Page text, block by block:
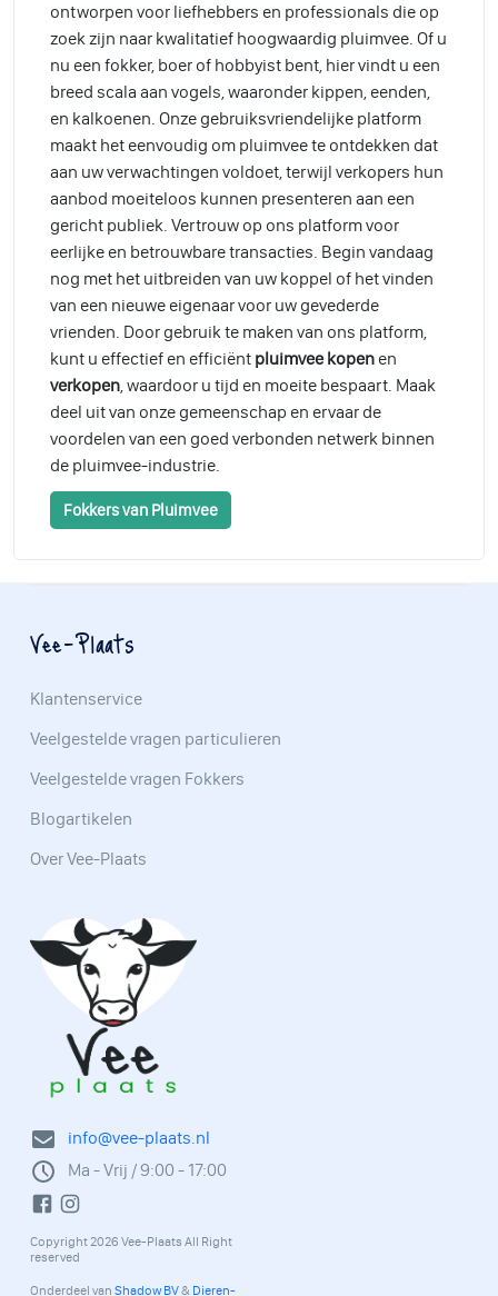
ontworpen voor liefhebbers en professionals die op
zoek zijn naar kwalitatief hoogwaardig pluimvee. Of u
nu een fokker, boer of hobbyist bent, hier vindt u een
breed scala aan vogels, waaronder kippen, eenden,
en kalkoenen. Onze gebruiksvriendelijke platform
maakt het eenvoudig om pluimvee te ontdekken dat
aan uw verwachtingen voldoet, terwijl verkopers hun
aanbod moeiteloos kunnen presenteren aan een
gericht publiek. Vertrouw op ons platform voor
eerlijke en betrouwbare transacties. Begin vandaag
nog met het uitbreiden van uw koppel of het vinden
van een nieuwe eigenaar voor uw gevederde
vrienden. Door gebruik te maken van ons platform,
kunt u effectief en efficiënt pluimvee kopen en
verkopen, waardoor u tijd en moeite bespaart. Maak
deel uit van onze gemeenschap en ervaar de
voordelen van een goed verbonden netwerk binnen
de pluimvee-industrie.
Fokkers van Pluimvee
info@vee-plaats.nl
Ma - Vrij / 9:00 - 17:00
Copyright 2026 Vee-Plaats All Right
reserved
Onderdeel van Shadow BV& Dieren-
Vee-Plaats
Klantenservice
Veelgestelde vragen particulieren
Veelgestelde vragen Fokkers
Blogartikelen
Over Vee-Plaats